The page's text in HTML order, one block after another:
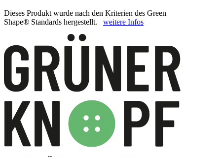
Dieses Produkt wurde nach den Kriterien des Green
Shape® Standards hergestellt. weitere Infos